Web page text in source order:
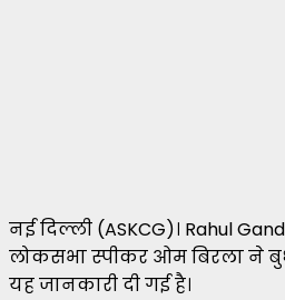
नई दिल्ली (ASKCG)। Rahul
लोकसभा स्पीकर ओम बिरला ने
यह जानकारी दी गई है।